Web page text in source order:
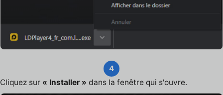
4
Cliquez sur « Installer » dans la fenêtre qui s'ouvre.